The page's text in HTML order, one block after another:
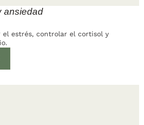
ansiedad
el estrés, controlar el cortisol y